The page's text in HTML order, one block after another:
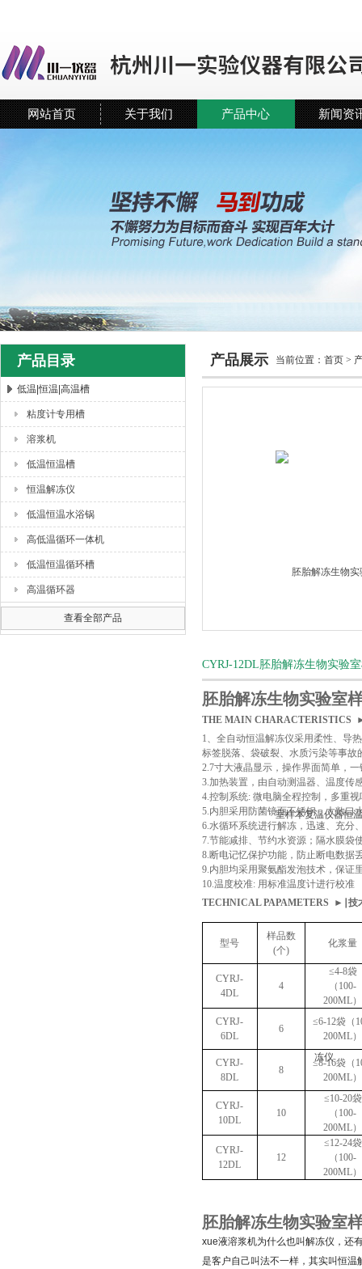
杭州川一实验仪器有限公司
网站首页 关于我们 产品中心 新闻资
产品目录
低温|恒温|高温槽
粘度计专用槽
溶浆机
低温恒温槽
恒温解冻仪
低温恒温水浴锅
高低温循环一体机
低温恒温循环槽
高温循环器
查看全部产品
产品展示 当前位置： 首页 >
CYRJ-12DL胚胎解冻生物实验
胚胎解冻生物实验室
THE MAIN CHARACTERISTICS
1、全自动恒温解冻仪采用柔性、导
标签脱落、袋破裂、水质污染等事故
2.7寸大液晶显示，操作界面简单，
3.加热装置，由自动测温器、温度传
4.控制系统: 微电脑全程控制，多重
5.内胆采用防菌镜面不锈钢，大敞口
6.水循环系统进行解冻，迅速、充分
7.节能减排、节约水资源；隔水膜袋
8.断电记忆保护功能，防止断电数据
9.内胆均采用聚氨酯发泡技术，保证
10.温度校准: 用标准温度计进行校准
TECHNICAL PAPAMETERS ►∣技
型号
样品数
(个)
化浆量
CYRJ-
4DL
4
≤4-8袋
（100-
200ML）
CYRJ-
6DL
6
≤6-12袋（
200ML）
CYRJ-
8DL
8
≤8-16袋（
200ML）
CYRJ-
10DL
10
≤10-20袋
（100-
200ML）
CYRJ-
12DL
12
≤12-24袋
（100-
200ML）
胚胎解冻生物实验室
xue液溶浆机为什么也叫解冻仪，还
是客户自己叫法不一样，其实叫恒